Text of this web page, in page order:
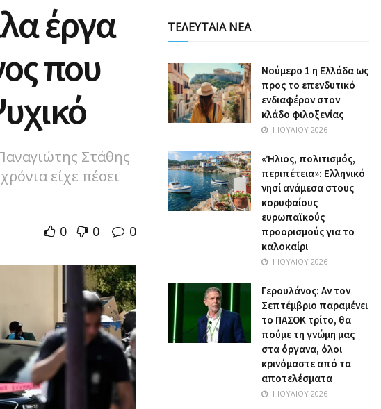
έργα
που
Στάθης
είχε πέσει
0 0 0
ΤΕΛΕΥΤΑΙΑ ΝΕΑ
Nούμερο 1 η Ελλάδα ως
προς το επενδυτικό
ενδιαφέρον στον
κλάδο φιλοξενίας
1 ΙΟΥΛΊΟΥ 2026
«Ήλιος, πολιτισμός,
περιπέτεια»: Ελληνικό
νησί ανάμεσα στους
κορυφαίους
ευρωπαϊκούς
προορισμούς για το
καλοκαίρι
1 ΙΟΥΛΊΟΥ 2026
Γερουλάνος: Αν τον
Σεπτέμβριο παραμένει
το ΠΑΣΟΚ τρίτο, θα
πούμε τη γνώμη μας
στα όργανα, όλοι
κρινόμαστε από τα
αποτελέσματα
1 ΙΟΥΛΊΟΥ 2026